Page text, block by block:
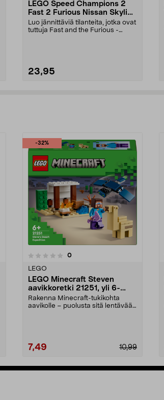
LEGO Speed Champions 2
Fast 2 Furious Nissan Skyline
GT-R (R34) 76917, yli 9-
vuotiaille
Luo jännittäviä tilanteita, jotka ovat
tuttuja Fast and the Furious -
23,95
-32%
0arvostelut
LEGO
LEGO Minecraft Steven
aavikkoretki 21251, yli 6-
vuotiaille
Rakenna Minecraft-tukikohta
aavikolle – puolusta sitä lentävää
10,99
7,49
5.0viidestä